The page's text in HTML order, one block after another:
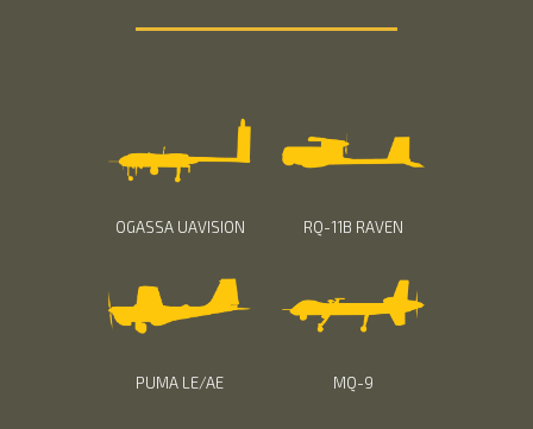
OGASSA UAVISION RQ-11B RAVEN
PUMA LE/AE MQ-9